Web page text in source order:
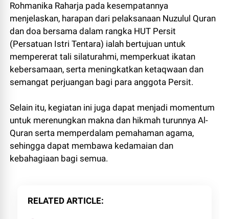
Rohmanika Raharja pada kesempatannya
menjelaskan, harapan dari pelaksanaan Nuzulul Quran
dan doa bersama dalam rangka HUT Persit
(Persatuan Istri Tentara) ialah bertujuan untuk
mempererat tali silaturahmi, memperkuat ikatan
kebersamaan, serta meningkatkan ketaqwaan dan
semangat perjuangan bagi para anggota Persit.
Selain itu, kegiatan ini juga dapat menjadi momentum
untuk merenungkan makna dan hikmah turunnya Al-
Quran serta memperdalam pemahaman agama,
sehingga dapat membawa kedamaian dan
kebahagiaan bagi semua.
RELATED ARTICLE